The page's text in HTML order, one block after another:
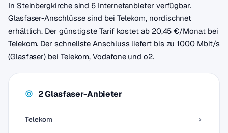
In Steinbergkirche sind 6 Internetanbieter verfügbar.
Glasfaser-Anschlüsse sind bei Telekom, nordischnet
erhältlich. Der günstigste Tarif kostet ab 20,45 €/Monat bei
Telekom. Der schnellste Anschluss liefert bis zu 1000 Mbit/s
(Glasfaser) bei Telekom, Vodafone und o2.
2 Glasfaser-Anbieter
Telekom